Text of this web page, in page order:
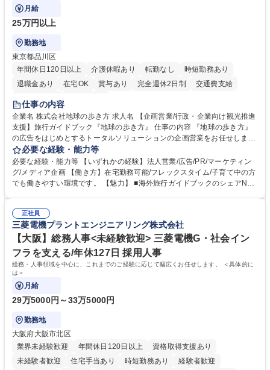
たい国内外の行政や企業です。
月給
25万円以上
勤務地
東京都品川区
年間休日120日以上
介護休暇あり 転勤なし
時短勤務あり
退職金あり
在宅OK 賞与あり 完全週休2日制
交通費支給
駅近5分以内
仕事の内容
企業名 株式会社地球の歩き方 求人名 【企画営業/行政・企業向け観光推進
支援】旅行ガイドブック『地球の歩き方』 仕事の内容 『地球の歩き方』
の広告をはじめとするトータルソリューションの企画営業をお任せしま
す。クライアントは、観光（海外旅行、国内旅行、インバウンド）で地域
や事業を推進したい国内外の行政や企業です。 【業務詳細】■『地球の歩
き方』は海外旅行ガイドブックのNo.1ブランドであり、国内旅行において
も牽引しております。観光推進支援においても、業界を牽引する意欲的な
に、インバウンドのトップブランドに成長しております■旅が業務であ
り、日常です。旅好きにはこれ以上ない環境です 募集職種 【企画営業/行
政・企業向け観光推進支援】旅行ガイドブック『地球の歩き方』
必要な経験・能力等
必要な経験・能力等 【いずれかの経験】法人営業/広告/PR/マーケティン
グ/メディア企画 【働き方】在宅勤務可能/フレックスタイム/子育て中の方
でも働きやすい環境です。 【魅力】 ■海外旅行ガイドブックのシェアNo.1
であり、「地球の歩き方」としてどう取り組むか、共に形を作るコアメン
バーとして活躍いただきます。 学歴・資格 学歴：大学院 大学 語学力： 資
格：
正社員
三菱電機プラントエンジニアリング株式会社
【大阪】総務人事<未経験歓迎> 三菱電機G・社会イン
フラを支える/年休127日 採用人事
総務・人事領域を中心に、これまでのご経験に応じて幅広くお任せします。 ＜具体的に
は＞
月給
29万5000円～33万5000円
勤務地
大阪府大阪市北区
業界未経験歓迎
年間休日120日以上
資格取得支援あり
未経験者歓迎
住宅手当あり 時短勤務あり
経験者歓迎